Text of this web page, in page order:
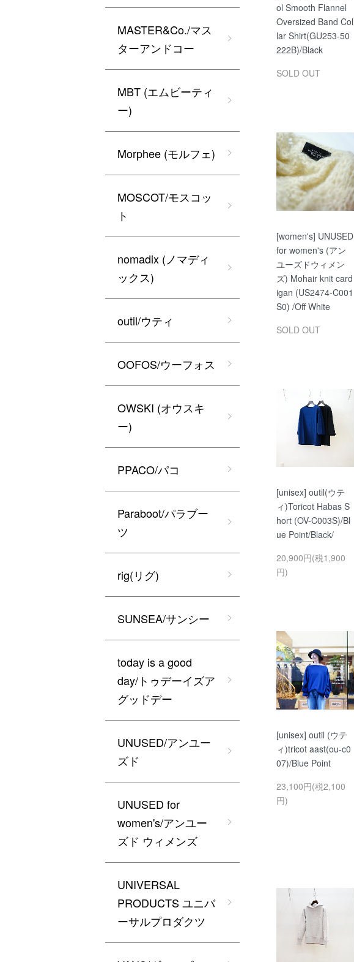
ol Smooth Flannel
Oversized Band Col
lar Shirt(GU253-50
222B)/Black
SOLD OUT
[women's] UNUSED
for women's (アン
ユーズドウィメン
ズ) Mohair knit card
igan (US2474-C001
S0) /Off White
SOLD OUT
[unisex] outil(ウテ
ィ)Toricot Habas S
hort (OV-C003S)/Bl
ue Point/Black/
20,900円(税1,900
円)
[unisex] outil (ウテ
ィ)tricot aast(ou-c0
07)/Blue Point
23,100円(税2,100
円)
MASTER&Co./マス
ターアンドコー
MBT (エムビーティ
ー)
Morphee (モルフェ)
MOSCOT/モスコッ
ト
nomadix (ノマディ
ックス)
outil/ウティ
OOFOS/ウーフォス
OWSKI (オウスキ
ー)
PPACO/パコ
Paraboot/パラブー
ツ
rig(リグ)
SUNSEA/サンシー
today is a good
day/トゥデーイズア
グッドデー
UNUSED/アンユー
ズド
UNUSED for
women's/アンユー
ズド ウィメンズ
UNIVERSAL
PRODUCTS ユニバ
ーサルプロダクツ